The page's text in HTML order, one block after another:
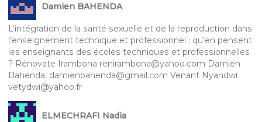
Damien BAHENDA
L’intégration de la santé sexuelle et de la reproduction dans
l’enseignement technique et professionnel : qu’en pensent
les enseignants des écoles techniques et professionnelles
? Rénovate Irambona renirambona@yahoo.com Damien
Bahenda, damienbahenda@gmail.com Venant Nyandwi
vetydwi@yahoo.fr
ELMECHRAFI Nadia